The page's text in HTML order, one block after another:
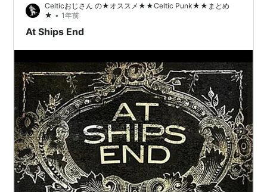
Celticおじさん の★オススメ★★Celtic Punk★★まとめ
★ • 1年前
At Ships End